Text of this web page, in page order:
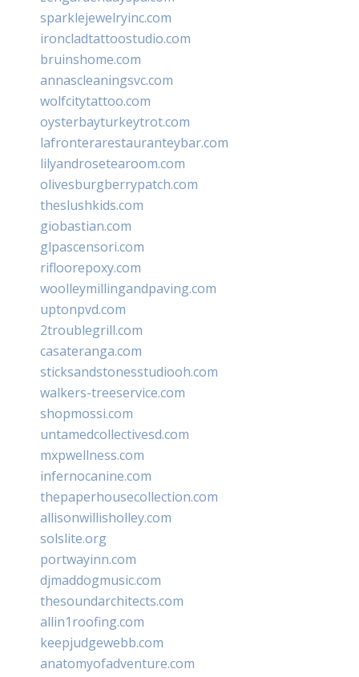
sparklejewelryinc.com
ironcladtattoostudio.com
bruinshome.com
annascleaningsvc.com
wolfcitytattoo.com
oysterbayturkeytrot.com
lafronterarestauranteybar.com
lilyandrosetearoom.com
olivesburgberrypatch.com
theslushkids.com
giobastian.com
glpascensori.com
rifloorepoxy.com
woolleymillingandpaving.com
uptonpvd.com
2troublegrill.com
casateranga.com
sticksandstonesstudiooh.com
walkers-treeservice.com
shopmossi.com
untamedcollectivesd.com
mxpwellness.com
infernocanine.com
thepaperhousecollection.com
allisonwillisholley.com
solslite.org
portwayinn.com
djmaddogmusic.com
thesoundarchitects.com
allin1roofing.com
keepjudgewebb.com
anatomyofadventure.com